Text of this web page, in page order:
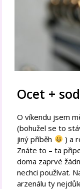
Ocet +
O víkendu jsem
(bohužel se to
jiný příběh
) a
Znáte to – ta
doma zaprvé
nechci používat.
arzenálu ty